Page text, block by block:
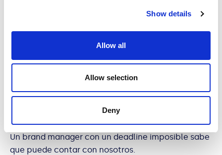
Show details
Allow all
Allow selection
Deny
No son solo entregas, es construir
confianza
No hablamos solo de plazos o ejecuciones. Lo que
están solos frente a los retos de su estrategia de
Un brand manager con un deadline imposible sabe
que puede contar con nosotros.